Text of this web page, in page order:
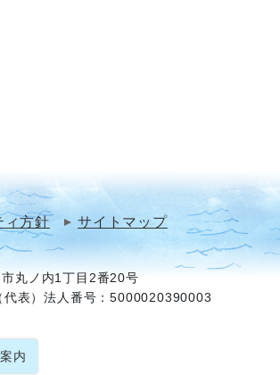
ィ方針 サイトマップ
丸ノ内1丁目2番20号
表）法人番号：5000020390003
内